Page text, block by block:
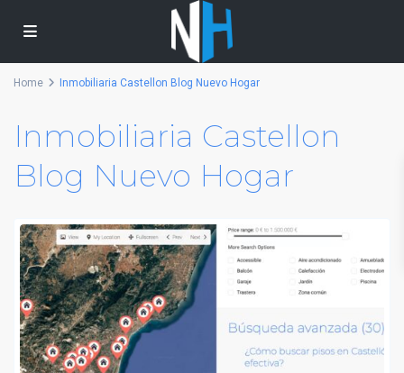
Home Inmobiliaria Castellon Blog Nuevo Hogar
Inmobiliaria Castellon
Blog Nuevo Hogar